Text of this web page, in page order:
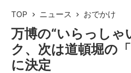
TOP ニュース おでかけ
万博の“いらっしゃ
ク、次は道頓堀の
に決定